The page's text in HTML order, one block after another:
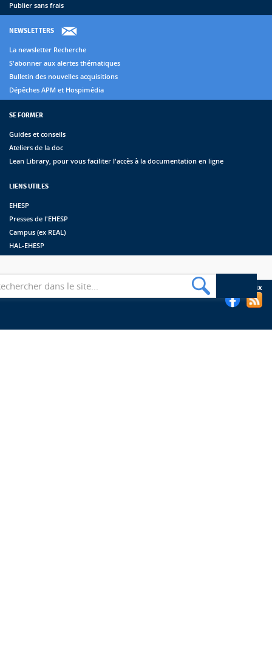
Publier sans frais
NEWSLETTERS
La newsletter Recherche
S'abonner aux alertes thématiques
Bulletin des nouvelles acquisitions
Dépêches APM et Hospimédia
SE FORMER
Guides et conseils
Ateliers de la doc
Lean Library, pour vous faciliter l'accès à la documentation en ligne
LIENS UTILES
EHESP
Presses de l'EHESP
Campus (ex REAL)
HAL-EHESP
Suivez les bibliothèques de l'EHESP sur les réseaux sociaux